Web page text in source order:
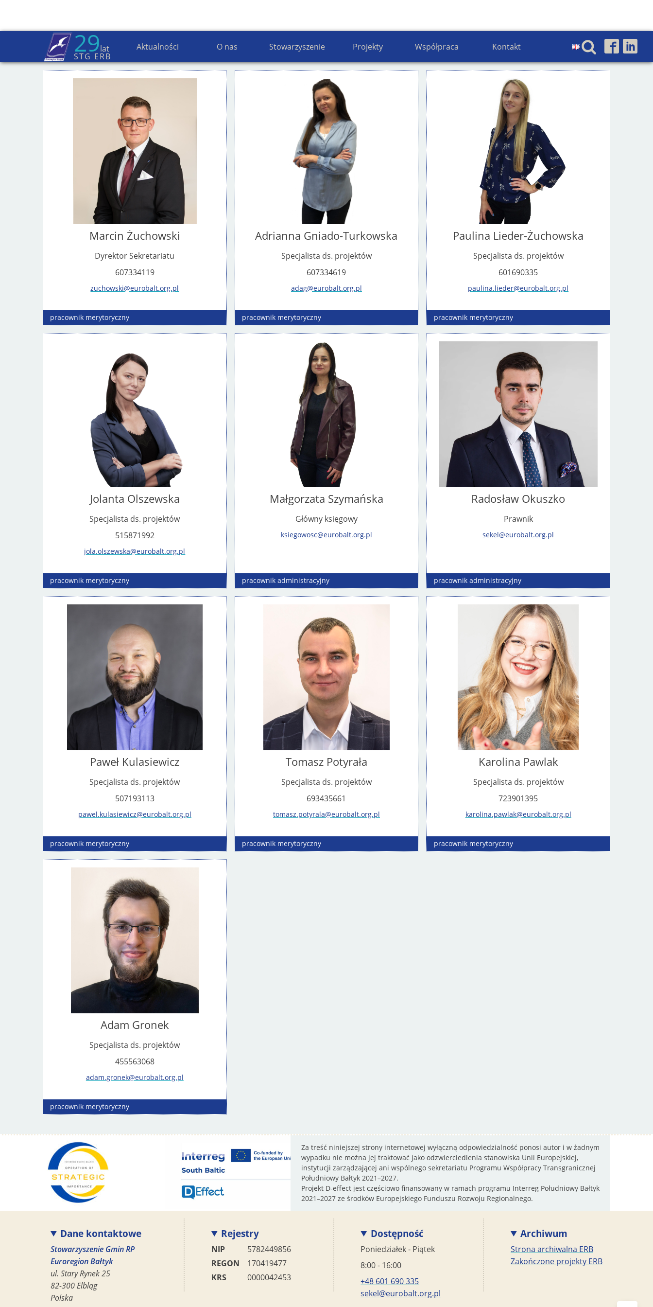
29lat
STG ERB
Aktualności O nas Stowarzyszenie Projekty Współpraca Kontakt
Pracownicy Stowarzyszenia Gmin RP Euroregion Bałtyk
Marcin Żuchowski
Dyrektor Sekretariatu
607334119
zuchowski@eurobalt.org.pl
pracownik merytoryczny
Adrianna Gniado-Turkowska
Specjalista ds. projektów
607334619
adag@eurobalt.org.pl
pracownik merytoryczny
Paulina Lieder-Żuchowska
Specjalista ds. projektów
601690335
paulina.lieder@eurobalt.org.pl
pracownik merytoryczny
Jolanta Olszewska
Specjalista ds. projektów
515871992
jola.olszewska@eurobalt.org.pl
pracownik merytoryczny
Małgorzata Szymańska
Główny księgowy
ksiegowosc@eurobalt.org.pl
pracownikadministracyjny
Radosław Okuszko
Prawnik
sekel@eurobalt.org.pl
pracownik administracyjny
Paweł Kulasiewicz
Specjalista ds. projektów
507193113
pawel.kulasiewicz@eurobalt.org.pl
pracownik merytoryczny
Tomasz Potyrała
Specjalista ds. projektów
693435661
tomasz.potyrala@eurobalt.org.pl
pracownik merytoryczny
Karolina Pawlak
Specjalista ds. projektów
723901395
karolina.pawlak@eurobalt.org.pl
pracownik merytoryczny
Adam Gronek
Specjalista ds. projektów
455563068
adam.gronek@eurobalt.org.pl
pracownik merytoryczny
Za treść niniejszej strony internetowej wyłączną odpowiedzialność ponosi autor i w żadnym
wypadku nie można jej traktować jako odzwierciedlenia stanowiska Unii Europejskiej,
instytucji zarządzającej ani wspólnego sekretariatu Programu Współpracy Transgranicznej
Południowy Bałtyk 2021–2027.
Projekt D-effect jest częściowo finansowany w ramach programu Interreg Południowy Bałtyk
2021–2027 ze środków Europejskiego Funduszu Rozwoju Regionalnego.
Dane kontaktowe
Stowarzyszenie Gmin RP
Euroregion Bałtyk
ul. Stary Rynek 25
82-300 Elbląg
Polska
Rejestry
NIP
5782449856
REGON
170419477
KRS
0000042453
Dostępność
Poniedziałek - Piątek
8:00 - 16:00
+48 601 690 335
sekel@eurobalt.org.pl
Archiwum
Strona archiwalna ERB
Zakończone projekty ERB